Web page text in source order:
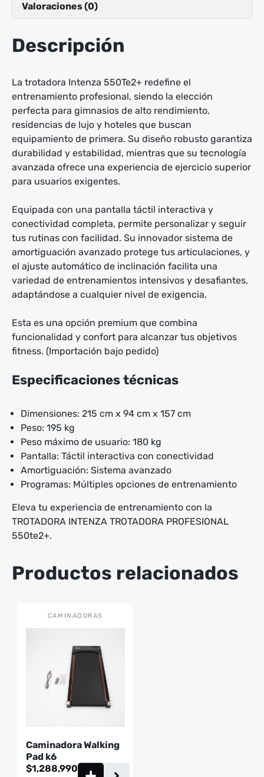
Valoraciones (0)
Descripción
La trotadora Intenza 550Te2+ redefine el
entrenamiento profesional, siendo la elección
perfecta para gimnasios de alto rendimiento,
residencias de lujo y hoteles que buscan
equipamiento de primera. Su diseño robusto garantiza
durabilidad y estabilidad, mientras que su tecnología
avanzada ofrece una experiencia de ejercicio superior
para usuarios exigentes.
Equipada con una pantalla táctil interactiva y
conectividad completa, permite personalizar y seguir
tus rutinas con facilidad. Su innovador sistema de
amortiguación avanzado protege tus articulaciones, y
el ajuste automático de inclinación facilita una
variedad de entrenamientos intensivos y desafiantes,
adaptándose a cualquier nivel de exigencia.
Esta es una opción premium que combina
funcionalidad y confort para alcanzar tus objetivos
fitness. (Importación bajo pedido)
Especificaciones técnicas
Dimensiones: 215 cm x 94 cm x 157 cm
Peso: 195 kg
Peso máximo de usuario: 180 kg
Pantalla: Táctil interactiva con conectividad
Amortiguación: Sistema avanzado
Programas: Múltiples opciones de entrenamiento
Eleva tu experiencia de entrenamiento con la
TROTADORA INTENZA TROTADORA PROFESIONAL
550te2+.
Productos relacionados
CAMINADORAS
Caminadora Walking
Pad k6
$1,288,990